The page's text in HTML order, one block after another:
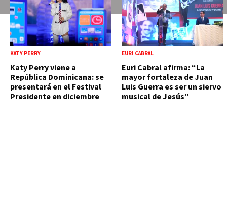
KATY PERRY
Katy Perry viene a
República Dominicana: se
presentará en el Festival
Presidente en diciembre
EURI CABRAL
Euri Cabral afirma: “La
mayor fortaleza de Juan
Luis Guerra es ser un siervo
musical de Jesús”